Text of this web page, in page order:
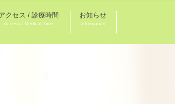
クセス / 診療時間
Access / Medical Time
お知らせ
Information